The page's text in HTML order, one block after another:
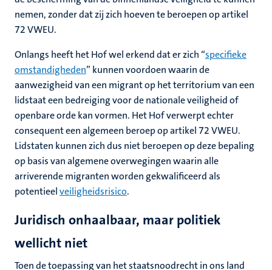
nemen, zonder dat zij zich hoeven te beroepen op artikel
72 VWEU.
Onlangs heeft het Hof wel erkend dat er zich “specifieke
omstandigheden” kunnen voordoen waarin de
aanwezigheid van een migrant op het territorium van een
lidstaat een bedreiging voor de nationale veiligheid of
openbare orde kan vormen. Het Hof verwerpt echter
consequent een algemeen beroep op artikel 72 VWEU.
Lidstaten kunnen zich dus niet beroepen op deze bepaling
op basis van algemene overwegingen waarin alle
arriverende migranten worden gekwalificeerd als
potentieelveiligheidsrisico.
Juridisch onhaalbaar, maar politiek
wellicht niet
Toen de toepassing van het staatsnoodrecht in ons land